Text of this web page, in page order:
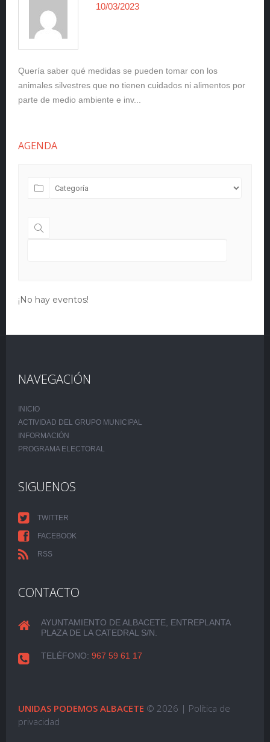
10/03/2023
Quería saber qué medidas se pueden tomar con los
animales silvestres que no tienen cuidados ni alimentos por
parte de medio ambiente e inv...
AGENDA
¡No hay eventos!
NAVEGACIÓN
INICIO
ACTIVIDAD DEL GRUPO MUNICIPAL
INFORMACIÓN
PROGRAMA ELECTORAL
SIGUENOS
TWITTER
FACEBOOK
RSS
CONTACTO
AYUNTAMIENTO DE ALBACETE, ENTREPLANTA
PLAZA DE LA CATEDRAL S/N.
TELÉFONO: 967 59 61 17
UNIDAS PODEMOS ALBACETE © 2026 | Política de
privacidad